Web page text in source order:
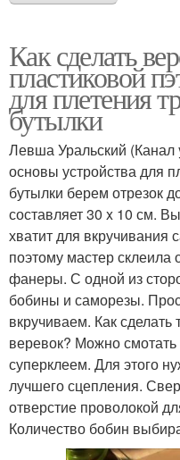
Как сделать
пластиковой
для плетения
бутылки
Левша Уральский (Канал
основы устройства для
бутылки берем отрезок
составляет 30 x 10 см.
хватит для вкручивания
поэтому мастер склеила
фанеры. С одной из
бобины и саморезы.
вкручиваем. Как
веревок? Можно смотать
суперклеем. Для этого
лучшего сцепления.
отверстие проволокой
Количество бобин